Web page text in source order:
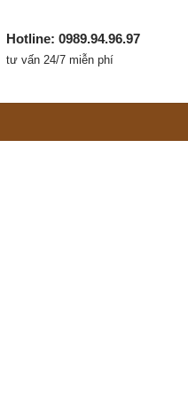
Hotline: 0989.94.96.97
tư vấn 24/7 miễn phí